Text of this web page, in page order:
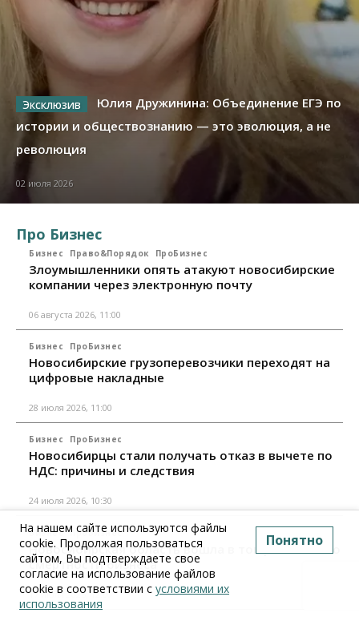
Юлия Дружинина: Объединение ЕГЭ по
истории и обществознанию — это эволюция, а не
революция
02 июля 2026
Про Бизнес
Бизнес Право&Порядок ПроБизнес
Злоумышленники опять атакуют новосибирские
компании через электронную почту
06 августа 2026, 11:00
Бизнес ПроБизнес
Новосибирские грузоперевозчики переходят на
цифровые накладные
28 июля 2026, 11:00
Бизнес ПроБизнес
Новосибирцы стали получать отказ в вычете по
НДС: причины и следствия
24 июля 2026, 10:30
Бизнес ПроБизнес
Новосибирская область вошла в топ регионов по
смертности бизнеса
17 июля 2026, 12:00
На нашем сайте используются файлы
cookie. Продолжая пользоваться
сайтом, Вы подтверждаете свое
согласие на использование файлов
cookie в соответствии с условиями их
использования
Понятно